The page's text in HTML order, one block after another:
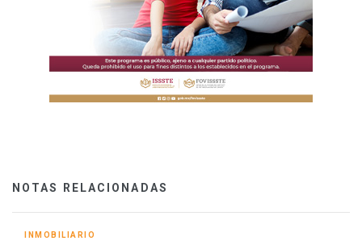
NOTAS RELACIONADAS
INMOBILIARIO